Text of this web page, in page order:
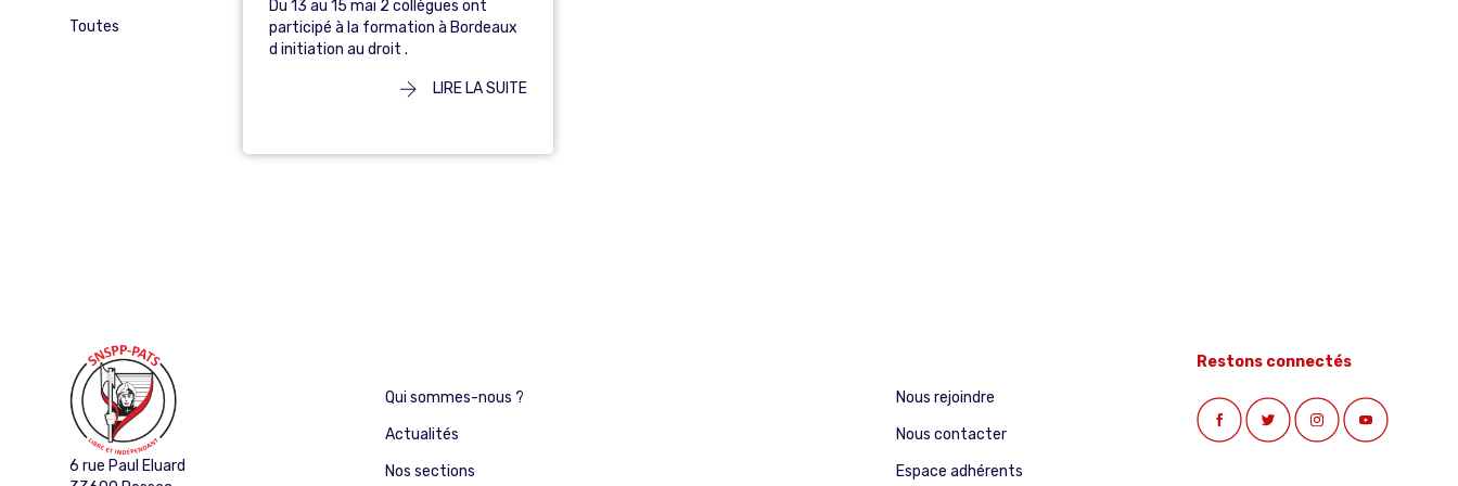
Toutes
Du 13 au 15 mai 2 collègues ont
participé à la formation à Bordeaux
d initiation au droit .
LIRE LA SUITE
6 rue Paul Eluard
Qui sommes-nous ?
Actualités
Nos sections
Nous rejoindre
Nous contacter
Espace adhérents
Restons connectés